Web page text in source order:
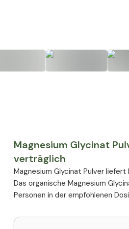
Magnesium Glycinat
verträglich
Magnesium Glycinat Pulver
Das organische Magnesium
Personen in der empfohlenen